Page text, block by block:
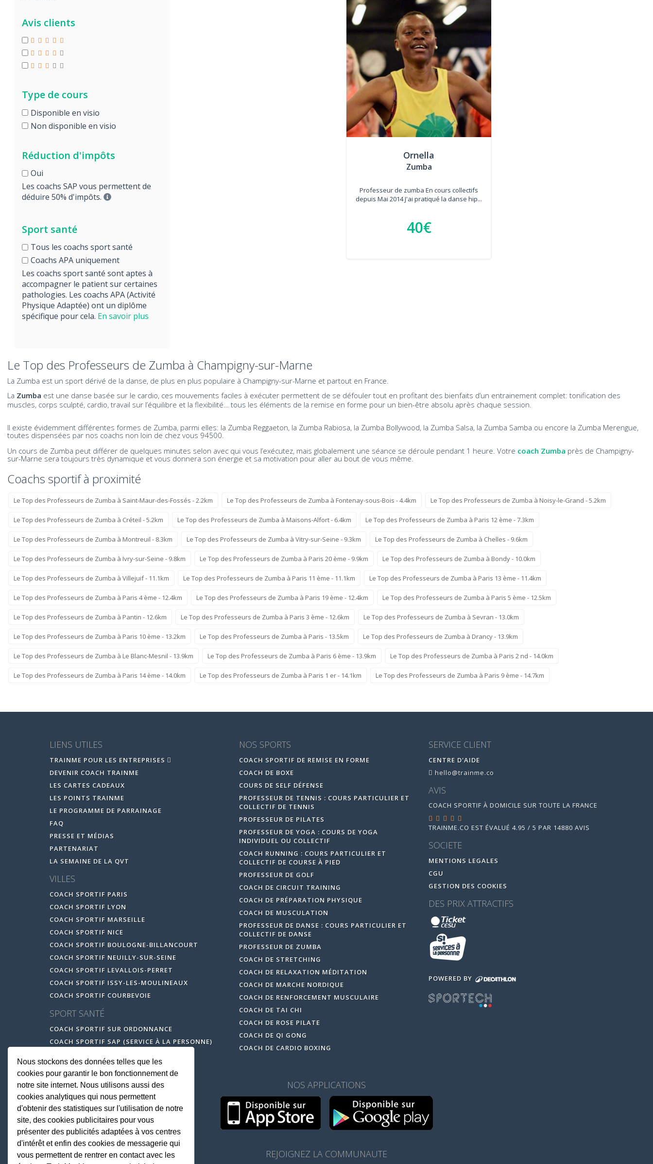
Avis clients
Type de cours
Disponible en visio
Non disponible en visio
Réduction d'impôts
Oui
Les coachs SAP vous permettent de
déduire 50% d'impôts.
Sport santé
Tous les coachs sport santé
Coachs APA uniquement
Les coachs sport santé sont aptes à
accompagner le patient sur certaines
pathologies. Les coachs APA (Activité
Physique Adaptée) ont un diplôme
spécifique pour cela. En savoir plus
Ornella
Zumba
Professeur de zumba En cours collectifs
depuis Mai 2014 J'ai pratiqué la danse hip...
40€
Le Top des Professeurs de Zumba à Champigny-sur-Marne
La Zumba est un sport dérivé de la danse, de plus en plus populaire à Champigny-sur-Marne et partout en France.
La Zumba est une danse basée sur le cardio, ces mouvements faciles à exécuter permettent de se défouler tout en profitant des bienfaits d’un entrainement complet: tonification des
muscles, corps sculpté, cardio, travail sur l’équilibre et la flexibilité… tous les éléments de la remise en forme pour un bien-être absolu après chaque session.
Il existe évidemment différentes formes de Zumba, parmi elles: la Zumba Reggaeton, la Zumba Rabiosa, la Zumba Bollywood, la Zumba Salsa, la Zumba Samba ou encore la Zumba Merengue,
toutes dispensées par nos coachs non loin de chez vous 94500.
Un cours de Zumba peut différer de quelques minutes selon avec qui vous l’exécutez, mais globalement une séance se déroule pendant 1 heure. Votre coach Zumba près de Champigny-
sur-Marne sera toujours très dynamique et vous donnera son énergie et sa motivation pour aller au bout de vous même.
Coachs sportif à proximité
Le Top des Professeurs de Zumba à Saint-Maur-des-Fossés - 2.2km Le Top des Professeurs de Zumba à Fontenay-sous-Bois - 4.4km Le Top des Professeurs de Zumba à Noisy-le-Grand - 5.2km
Le Top des Professeurs de Zumba à Créteil - 5.2km Le Top des Professeurs de Zumba à Maisons-Alfort - 6.4km Le Top des Professeurs de Zumba à Paris 12 ème - 7.3km
Le Top des Professeurs de Zumba à Montreuil - 8.3km Le Top des Professeurs de Zumba à Vitry-sur-Seine - 9.3km Le Top des Professeurs de Zumba à Chelles - 9.6km
Le Top des Professeurs de Zumba à Ivry-sur-Seine - 9.8km Le Top des Professeurs de Zumba à Paris 20 ème - 9.9km Le Top des Professeurs de Zumba à Bondy - 10.0km
Le Top des Professeurs de Zumba à Villejuif - 11.1km Le Top des Professeurs de Zumba à Paris 11 ème - 11.1km Le Top des Professeurs de Zumba à Paris 13 ème - 11.4km
Le Top des Professeurs de Zumba à Paris 4 ème - 12.4km Le Top des Professeurs de Zumba à Paris 19 ème - 12.4km Le Top des Professeurs de Zumba à Paris 5 ème - 12.5km
Le Top des Professeurs de Zumba à Pantin - 12.6km Le Top des Professeurs de Zumba à Paris 3 ème - 12.6km Le Top des Professeurs de Zumba à Sevran - 13.0km
Le Top des Professeurs de Zumba à Paris 10 ème - 13.2km Le Top des Professeurs de Zumba à Paris - 13.5km Le Top des Professeurs de Zumba à Drancy - 13.9km
Le Top des Professeurs de Zumba à Le Blanc-Mesnil - 13.9km Le Top des Professeurs de Zumba à Paris 6 ème - 13.9km Le Top des Professeurs de Zumba à Paris 2 nd - 14.0km
Le Top des Professeurs de Zumba à Paris 14 ème - 14.0km Le Top des Professeurs de Zumba à Paris 1 er - 14.1km Le Top des Professeurs de Zumba à Paris 9 ème - 14.7km
LIENS UTILES
TRAINME POUR LES ENTREPRISES
DEVENIR COACH TRAINME
LES CARTES CADEAUX
LES POINTS TRAINME
LE PROGRAMME DE PARRAINAGE
FAQ
PRESSE ET MÉDIAS
PARTENARIAT
LA SEMAINE DE LA QVT
VILLES
COACH SPORTIF PARIS
COACH SPORTIF LYON
COACH SPORTIF MARSEILLE
COACH SPORTIF NICE
COACH SPORTIF BOULOGNE-BILLANCOURT
COACH SPORTIF NEUILLY-SUR-SEINE
COACH SPORTIF LEVALLOIS-PERRET
COACH SPORTIF ISSY-LES-MOULINEAUX
COACH SPORTIF COURBEVOIE
SPORT SANTÉ
COACH SPORTIF SUR ORDONNANCE
COACH SPORTIF SAP (SERVICE À LA PERSONNE)
NOS SPORTS
COACH SPORTIF DE REMISE EN FORME
COACH DE BOXE
COURS DE SELF DÉFENSE
PROFESSEUR DE TENNIS : COURS PARTICULIER ET
COLLECTIF DE TENNIS
PROFESSEUR DE PILATES
PROFESSEUR DE YOGA : COURS DE YOGA
INDIVIDUEL OU COLLECTIF
COACH RUNNING : COURS PARTICULIER ET
COLLECTIF DE COURSE À PIED
PROFESSEUR DE GOLF
COACH DE CIRCUIT TRAINING
COACH DE PRÉPARATION PHYSIQUE
COACH DE MUSCULATION
PROFESSEUR DE DANSE : COURS PARTICULIER ET
COLLECTIF DE DANSE
PROFESSEUR DE ZUMBA
COACH DE STRETCHING
COACH DE RELAXATION MÉDITATION
COACH DE MARCHE NORDIQUE
COACH DE RENFORCEMENT MUSCULAIRE
COACH DE TAI CHI
COACH DE ROSE PILATE
COACH DE QI GONG
COACH DE CARDIO BOXING
SERVICE CLIENT
CENTRE D'AIDE
hello@trainme.co
AVIS
COACH SPORTIF À DOMICILE SUR TOUTE LA FRANCE
TRAINME.CO EST ÉVALUÉ 4.95 / 5 PAR 14880 AVIS
SOCIETE
MENTIONS LEGALES
CGU
GESTION DES COOKIES
DES PRIX ATTRACTIFS
POWERED BY
NOS APPLICATIONS
REJOIGNEZ LA COMMUNAUTE
Nous stockons des données telles que les
cookies pour garantir le bon fonctionnement de
notre site internet. Nous utilisons aussi des
cookies analytiques qui nous permettent
d'obtenir des statistiques sur l'utilisation de notre
site, des cookies publicitaires pour vous
présenter des publicités adaptées à vos centres
d'intérêt et enfin des cookies de messagerie qui
vous permettent de rentrer en contact avec les